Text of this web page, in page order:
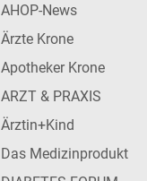
AHOP-News
Ärzte Krone
Apotheker Krone
ARZT & PRAXIS
Ärztin+Kind
Das Medizinprodukt